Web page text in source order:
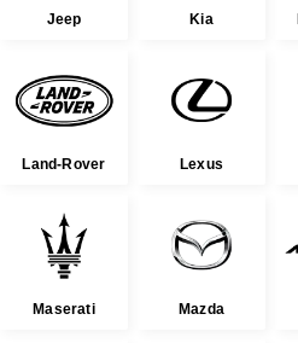
Jeep Kia
Land-Rover Lexus
Maserati Mazda